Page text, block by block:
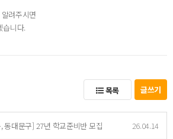
려주시면
습니다.
목록 글쓰기
동대문구] 27년 학교준비반 모집 26.04.14